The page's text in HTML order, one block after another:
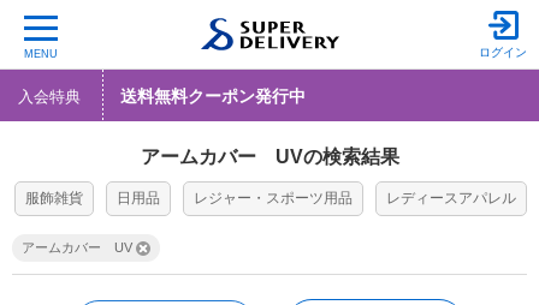
MENU ログイン
入会特典 送料無料クーポン発行中
アームカバー UVの検索結果
服飾雑貨 日用品 レジャー・スポーツ用品 レディースアパレル
アームカバー UV